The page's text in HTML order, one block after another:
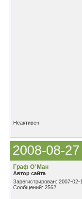
Неактивен
2008-08-
Граф О’ Ман
Автор сайта
Зарегистрирован: 2007-02-
Сообщений: 2562